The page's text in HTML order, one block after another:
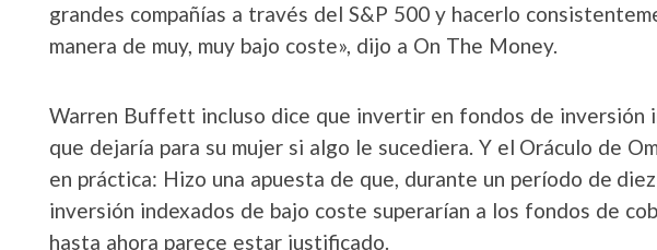
grandes compañías a través del S&P 500 y hacerlo
manera de muy, muy bajo coste», dijo a On The Money.
Warren Buffett incluso dice que invertir en fondos de inversión
que dejaría para su mujer si algo le sucediera. Y el Oráculo de
en práctica: Hizo una apuesta de que, durante un período de
inversión indexados de bajo coste superarían a los fondos de
hasta ahora parece estar justificado.